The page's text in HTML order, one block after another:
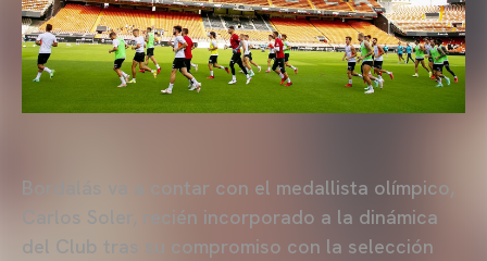
Bordalás va a contar con el medallista olímpico,
Carlos Soler, recién incorporado a la dinámica
del Club tras su compromiso con la selección